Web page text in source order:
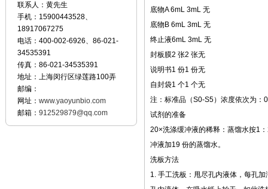
联系人：黄先生
手机：15900443528、
18917067275
电话：400-002-6926、86-021-
34535391
传真：86-021-34535391
地址：上海闵行区绿莲路100弄
邮编：
网址： www.yaoyunbio.com
邮箱： 912529879@qq.com
底物A 6mL 3mL 无
底物B 6mL 3mL 无
终止液6mL 3mL 无
封板膜2 张2 张无
说明书1 份1 份无
自封袋1 个1 个无
注：标准品（S0-S5）浓度依次为
试剂的准备
20×洗涤缓冲液的稀释：蒸馏水按1
冲液加19 份的蒸馏水。
洗板方法
1. 手工洗板：甩尽孔内液体，每孔